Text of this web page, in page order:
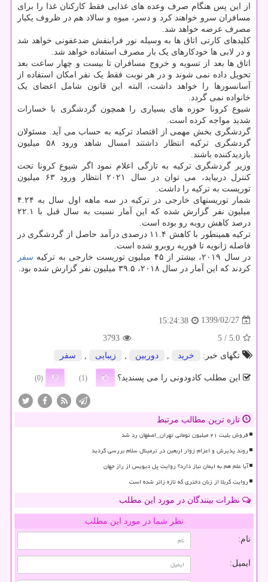
از این پس هنگام صرف وعده های غذایی فقط کارکنان غذا را برای
مسافران سرو خواهند کرد و دسر، میوه و سالاد هم در ظروف یکبار
مصرف عرضه خواهد شد.
کلیدهای کارتی اتاق ها به وسیله نور فرابنفش ضدعفونی خواهد شد
و در لابی ها خودکارهای یک بار مصرف استفاده خواهد شد.
اتاق ها بعد از تسویه و خروج مسافران تا بیست و چهار ساعت بعد
تحویل داده نمی شوند و در هر نوبت فقط یک نفر امکان استفاده از
آسانسورها را خواهد داشت، البته این قانون شامل اعضای یک
خانواده نمی گردد.
شیوع کرونا حوزه های بسیاری را همچون گردشگری با خسارات
شدید مواجه کرده است.
گردشگری بخش مهمی از اقتصاد ترکیه به حساب می آید. مسئولان
گردشگری ترکیه انتظار داشتند امسال شاهد ورود ۵۸ میلیون
بازدیدکننده باشند.
وزیر گردشگری ترکیه به تازگی اعلام نمود اگر شیوع کرونا تحت
کنترل دربیاید، می توان در سال ۲۰۲۱ انتظار ورود ۶۳ میلیون
توریست به ترکیه را داشت.
شمار توریستهای خارجی در ترکیه در سه ماهه اول سال به ۴.۲۴
میلیون نفر گزارش شده که این آمار نسبت به سال قبل با ۲۲.۱
درصد کاهش روبه رو بوده است.
ترکیه همینطور با کاهش ۱۱.۴ درصدی درآمد حاصل از گردشگری در
فاصله ژانویه تا فوریه روبرو شده است.
در سال ۲۰۱۹، بیشتر از ۴۵ میلیون توریست خارجی به ترکیه
سفر
کردند که این آمار در سال ۲۰۱۸، ۳۹.۵ میلیون نفر گزارش شده بود.
1399/02/27
15:24:38
5.0
/ 5
3793
تگهای خبر:
خرید , دوربین , زیبایی , سفر
این مطلب کادودونی را می پسندید؟ (1)
(0)
تازه ترین مطالب مرتبط
فروش بلیت ۲۱ میلیون تومانی تهران_اصفهان رد شد
روند پذیرش و اعزام زوار اربعین در ترمینال سلام بررسی گردید
آیا علم هم به ایمان نیاز دارد؟ روایت پل دیویس از راز جهان
روایت کربلا از زبان دختری که تازه زائر شده است
نظرات بینندگان در مورد این مطلب
نظر شما در مورد این مطلب
نام:
ایمیل: